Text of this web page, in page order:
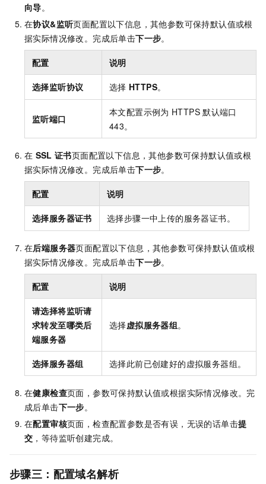
向导。
在协议&监听页面配置以下信息，其他参数可保持默认值或根
据实际情况修改。完成后单击下一步。
配置 说明
选择监听协议 选择 HTTPS。
监听端口
本文配置示例为 HTTPS 默认端口
443。
在 SSL 证书页面配置以下信息，其他参数可保持默认值或根
据实际情况修改。完成后单击下一步。
配置 说明
选择服务器证书 选择步骤一中上传的服务器证书。
在后端服务器页面配置以下信息，其他参数可保持默认值或根
据实际情况修改。完成后单击下一步。
配置 说明
请选择将监听请
求转发至哪类后
端服务器
选择虚拟服务器组。
选择服务器组 选择此前已创建好的虚拟服务器组。
在健康检查页面，参数可保持默认值或根据实际情况修改。完
成后单击下一步。
在配置审核页面，检查配置参数是否有误，无误的话单击提
交 ，等待监听创建完成。
步骤三：配置域名解析